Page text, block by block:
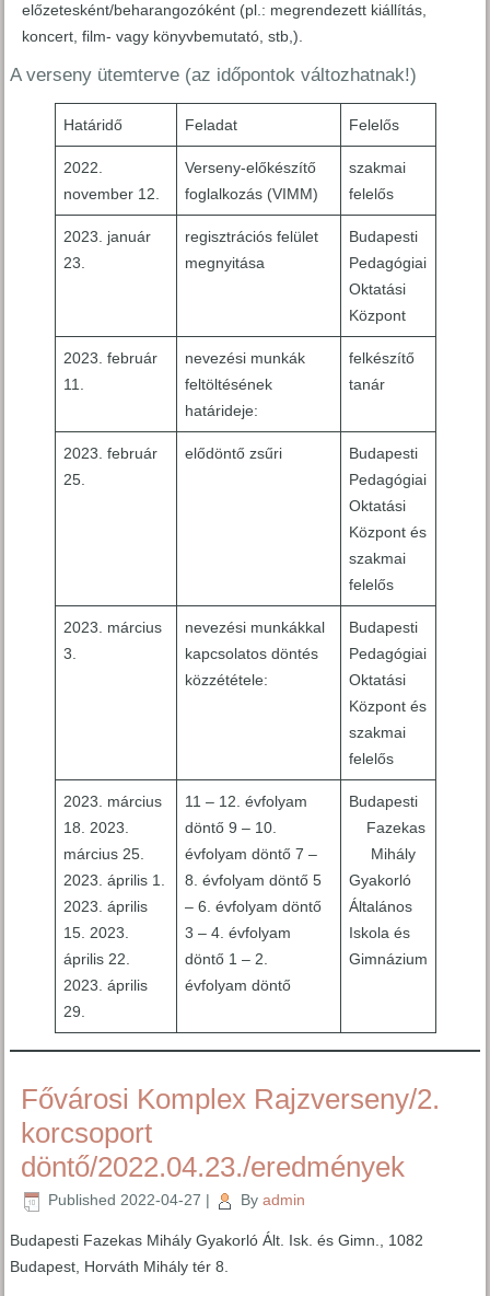
előzetesként/beharangozóként (pl.: megrendezett kiállítás,
koncert, film- vagy könyvbemutató, stb,).
A verseny ütemterve (az időpontok változhatnak!)
Határidő Feladat Felelős
2022.
november 12.
Verseny-előkészítő
foglalkozás (VIMM)
szakmai
felelős
2023. január
23.
regisztrációs felület
megnyitása
Budapesti
Pedagógiai
Oktatási
Központ
2023. február
11.
nevezési munkák
feltöltésének
határideje:
felkészítő
tanár
2023. február
25.
elődöntő zsűri
Budapesti
Pedagógiai
Oktatási
Központ és
szakmai
felelős
2023. március
3.
nevezési munkákkal
kapcsolatos döntés
közzététele:
Budapesti
Pedagógiai
Oktatási
Központ és
szakmai
felelős
2023. március
18. 2023.
március 25.
2023. április 1.
2023. április
15. 2023.
április 22.
2023. április
29.
11 – 12. évfolyam
döntő 9 – 10.
évfolyam döntő 7 –
8. évfolyam döntő 5
– 6. évfolyam döntő
3 – 4. évfolyam
döntő 1 – 2.
évfolyam döntő
Budapesti
Fazekas
Mihály
Gyakorló
Általános
Iskola és
Gimnázium
Fővárosi Komplex Rajzverseny/2.
korcsoport
döntő/2022.04.23./eredmények
Published 2022-04-27 | By admin
Budapesti Fazekas Mihály Gyakorló Ált. Isk. és Gimn., 1082
Budapest, Horváth Mihály tér 8.